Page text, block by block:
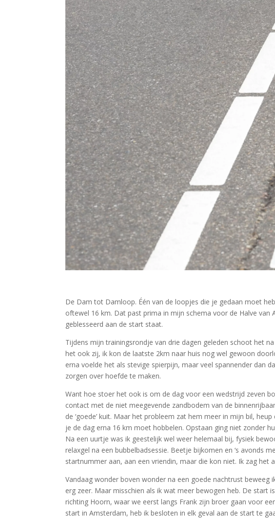
De Dam tot Damloop. Één van de loopjes die je gedaan moet
oftewel 16 km. Dat past prima in mijn schema voor de Halve
geblesseerd aan de start staat.
Tijdens mijn trainingsrondje van drie dagen geleden schoot het
het ook zij, ik kon de laatste 2km naar huis nog wel gewoon
erna voelde het als stevige spierpijn, maar veel spannender dan
zorgen over hoefde te maken.
Want hoe stoer het ook is om de dag voor een wedstrijd zeven
contact met de niet meegevende zandbodem van de
de ‘goede’ kuit. Maar het probleem zat hem meer in mijn bil,
je de dag erna 16 km moet hobbelen. Opstaan ging niet zonder
Na een uurtje was ik geestelijk wel weer helemaal bij, fysiek
relaxgel na een bubbelbadsessie. Beetje bijkomen en ‘s avonds
startnummer aan, aan een vriendin, maar die kon niet. Ik zag het
Vandaag wonder boven wonder na een goede nachtrust
erg zeer. Maar misschien als ik wat meer bewogen heb. De
richting Hoorn, waar we eerst langs Frank zijn broer gaan voor
start in Amsterdam, heb ik besloten in elk geval aan de start te